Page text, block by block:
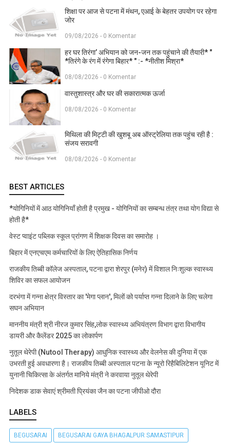
शिक्षा पर आज से पटना में मंथन, एआई के बेहतर उपयोग पर रहेगा
जोर
09/08/2026 - 0 Komentar
हर घर तिरंगा’ अभियान को जन-जन तक पहुंचाने की तैयारी* "
*तिरंगे के रंग में रंगेगा बिहार* " :- *नीतीश मिश्रा*
08/08/2026 - 0 Komentar
वास्तुशास्त्र और घर की सकारात्मक ऊर्जा
08/08/2026 - 0 Komentar
मिथिला की मिट्टी की खुशबू अब ऑस्ट्रेलिया तक पहुंच रही है :
संजय सरावगी
08/08/2026 - 0 Komentar
BEST ARTICLES
*योगिनियों में आठ योगिनियाँ होती है प्रमुख - योगिनियों का सम्बन्ध तंत्र तथा योग विद्या से
होती है*
वेस्ट प्वाइंट पब्लिक स्कूल प्रांगण में शिक्षक दिवस का समारोह ।
बिहार में एनएचएम कर्मचारियों के लिए ऐतिहासिक निर्णय
राजकीय तिब्बी कॉलेज अस्पताल, पटना द्वारा शेरपुर (मनेर) में विशाल निःशुल्क स्वास्थ्य
शिविर का सफल आयोजन
दरभंगा में गन्ना क्षेत्र विस्तार का 'मेगा प्लान', मिलों को पर्याप्त गन्ना दिलाने के लिए चलेगा
सघन अभियान
माननीय मंत्री श्री नीरज कुमार सिंह,लोक स्वास्थ्य अभियंत्रण विभाग द्वारा विभागीय
डायरी और कैलेंडर 2025 का लोकार्पण
नुतूल थेरेपी (Nutool Therapy) आधुनिक स्वास्थ्य और वेलनेस की दुनिया में एक
उभरती हुई अवधारणा है। राजकीय तिब्बी अस्पताल पटना के न्यूरो रिहैबिलिटेशन यूनिट में
युनानी चिकित्सा के अंतर्गत मानिये मंत्री ने करवाया नुतूल थेरेपी
निदेशक डाक सेवाएं श्रीमती प्रियंका जैन का पटना जीपीओ दौरा
LABELS
BEGUSARAI BEGUSARAI GAYA BHAGALPUR SAMASTIPUR